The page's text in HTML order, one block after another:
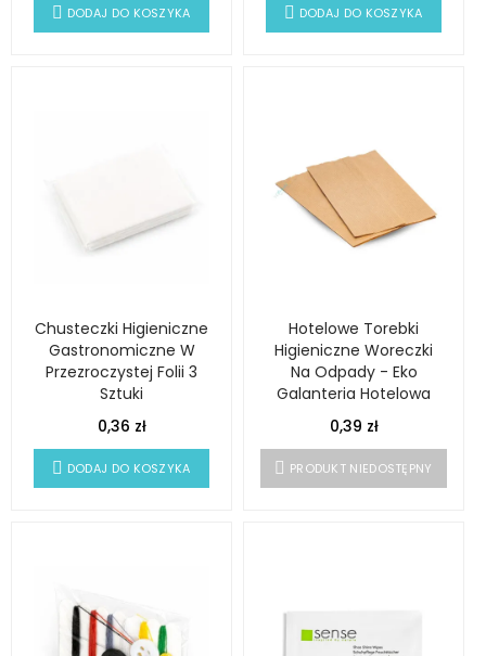
DODAJ DO KOSZYKA DODAJ DO KOSZYKA
Chusteczki Higieniczne
Gastronomiczne W
Przezroczystej Folii 3
Sztuki
0,36 zł
DODAJ DO KOSZYKA
Hotelowe Torebki
Higieniczne Woreczki
Na Odpady - Eko
Galanteria Hotelowa
0,39 zł
PRODUKT NIEDOSTĘPNY